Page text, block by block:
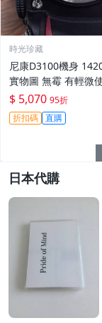
時光珍藏
尼康D3100機身
實物圖 無霉 有輕微
機身原裝 無拆修無翻
3
$ 5,070 95折
折扣碼 直購
日本代購